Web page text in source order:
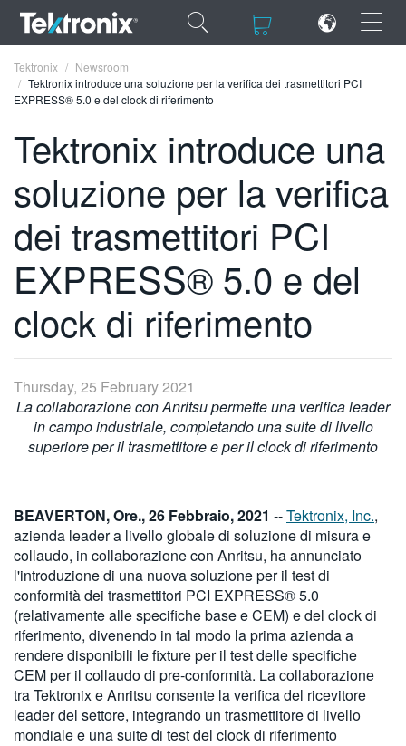
×
×
FRANÇAIS
DEUTSCH
VIỆT NAM
简体中文
한국어
繁體中文
Tektronix
Newsroom
Tektronix introduce una soluzione per la verifica dei trasmettitori PCI
EXPRESS® 5.0 e del clock di riferimento
Tektronix introduce una
soluzione per la verifica
dei trasmettitori PCI
EXPRESS® 5.0 e del
clock di riferimento
Thursday, 25 February 2021
La collaborazione con Anritsu permette una verifica leader
in campo industriale, completando una suite di livello
superiore per il trasmettitore e per il clock di riferimento
BEAVERTON, Ore., 26 Febbraio, 2021 --Tektronix, Inc.,
azienda leader a livello globale di soluzione di misura e
collaudo, in collaborazione con Anritsu, ha annunciato
l'introduzione di una nuova soluzione per il test di
conformità dei trasmettitori PCI EXPRESS® 5.0
(relativamente alle specifiche base e CEM) e del clock di
riferimento, divenendo in tal modo la prima azienda a
rendere disponibili le fixture per il test delle specifiche
CEM per il collaudo di pre-conformità. La collaborazione
tra Tektronix e Anritsu consente la verifica del ricevitore
leader del settore, integrando un trasmettitore di livello
mondiale e una suite di test del clock di riferimento